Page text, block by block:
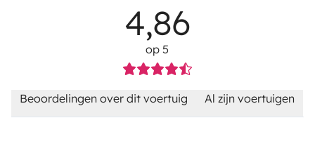
4,86
op 5
Beoordelingen over dit voertuig Al zijn voertuigen